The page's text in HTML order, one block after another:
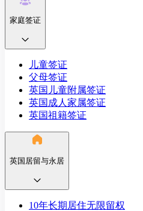
家庭签证
儿童签证
父母签证
英国儿童附属签证
英国成人家属签证
英国祖籍签证
英国居留与永居
10年长期居住无限留权